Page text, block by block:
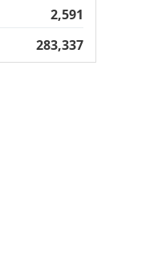
2,591
283,337